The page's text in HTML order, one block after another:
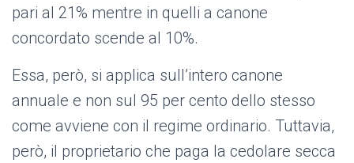
pari al 21% mentre in quelli a canone
concordato scende al 10%.
Essa, però, si applica sull’intero canone
annuale e non sul 95 per cento dello stesso
come avviene con il regime ordinario. Tuttavia,
però, il proprietario che paga la cedolare secca